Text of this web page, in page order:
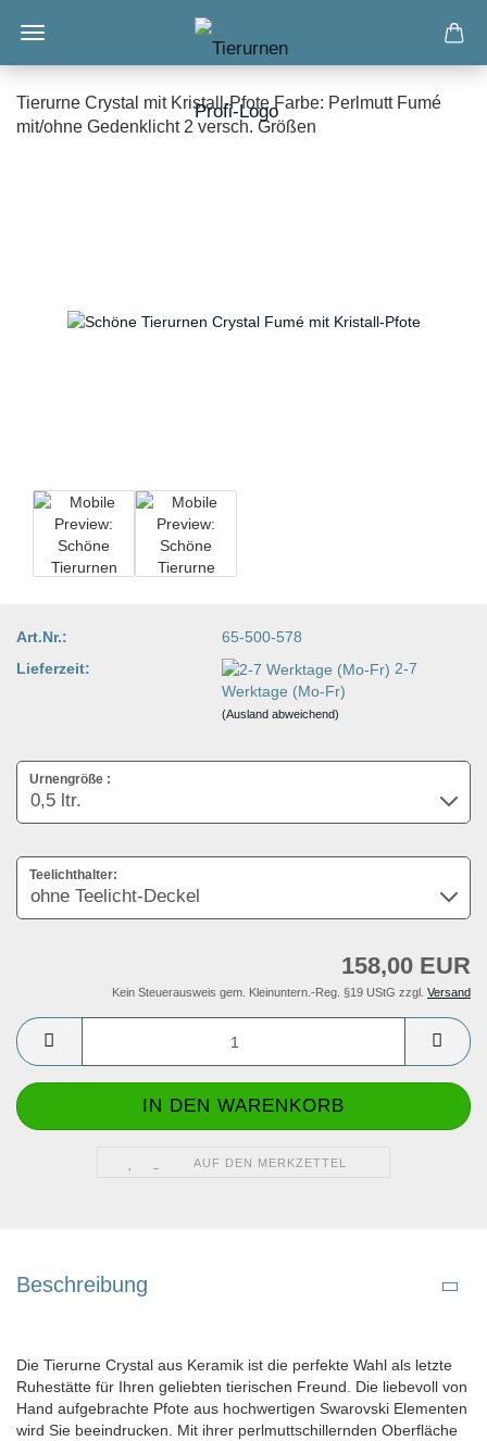
Tierurne Crystal mit Kristall-Pfote Farbe: Perlmutt Fumé
mit/ohne Gedenklicht 2 versch. Größen
Art.Nr.:
65-500-578
Lieferzeit:
2-7
Werktage (Mo-Fr)
(Ausland abweichend)
Urnengröße :
Teelichthalter:
158,00 EUR
Kein Steuerausweis gem. Kleinuntern.-Reg. §19 UStG zzgl. Versand
AUF DEN MERKZETTEL
Beschreibung
Die Tierurne Crystal aus Keramik ist die perfekte Wahl als letzte
Ruhestätte für Ihren geliebten tierischen Freund. Die liebevoll von
Hand aufgebrachte Pfote aus hochwertigen Swarovski Elementen
wird Sie beeindrucken. Mit ihrer perlmuttschillernden Oberfläche